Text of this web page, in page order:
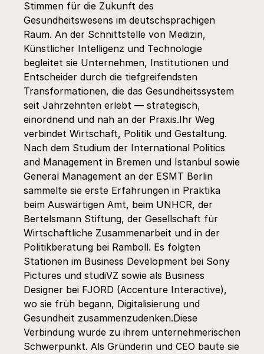
Stimmen für die Zukunft des
Gesundheitswesens im deutschsprachigen
Raum. An der Schnittstelle von Medizin,
Künstlicher Intelligenz und Technologie
begleitet sie Unternehmen, Institutionen und
Entscheider durch die tiefgreifendsten
Transformationen, die das Gesundheitssystem
seit Jahrzehnten erlebt — strategisch,
einordnend und nah an der Praxis.Ihr Weg
verbindet Wirtschaft, Politik und Gestaltung.
Nach dem Studium der International Politics
and Management in Bremen und Istanbul sowie
General Management an der ESMT Berlin
sammelte sie erste Erfahrungen in Praktika
beim Auswärtigen Amt, beim UNHCR, der
Bertelsmann Stiftung, der Gesellschaft für
Wirtschaftliche Zusammenarbeit und in der
Politikberatung bei Ramboll. Es folgten
Stationen im Business Development bei Sony
Pictures und studiVZ sowie als Business
Designer bei FJORD (Accenture Interactive),
wo sie früh begann, Digitalisierung und
Gesundheit zusammenzudenken.Diese
Verbindung wurde zu ihrem unternehmerischen
Schwerpunkt. Als Gründerin und CEO baute sie